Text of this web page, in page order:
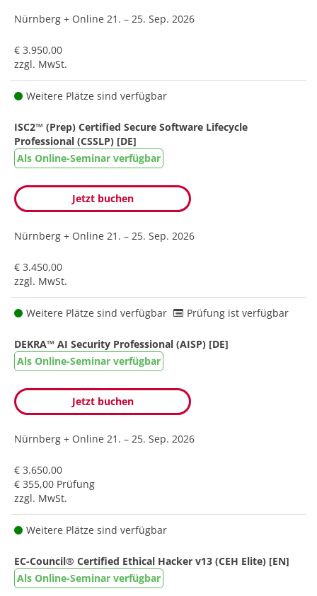
Nürnberg + Online 21. – 25. Sep. 2026
€ 3.950,00
zzgl. MwSt.
Weitere Plätze sind verfügbar
ISC2™ (Prep) Certified Secure Software Lifecycle
Professional (CSSLP) [DE]
Als Online-Seminar verfügbar
Jetzt buchen
Nürnberg + Online 21. – 25. Sep. 2026
€ 3.450,00
zzgl. MwSt.
Weitere Plätze sind verfügbar Prüfung ist verfügbar
DEKRA™ AI Security Professional (AISP) [DE]
Als Online-Seminar verfügbar
Jetzt buchen
Nürnberg + Online 21. – 25. Sep. 2026
€ 3.650,00
€ 355,00 Prüfung
zzgl. MwSt.
Weitere Plätze sind verfügbar
EC-Council® Certified Ethical Hacker v13 (CEH Elite) [EN]
Als Online-Seminar verfügbar